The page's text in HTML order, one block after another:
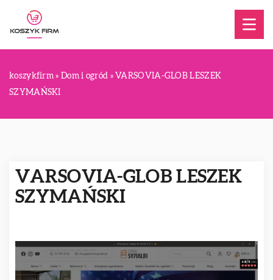
koszykfirm » Dom i ogród » VARSOVIA-GLOB LESZEK
SZYMAŃSKI
VARSOVIA-GLOB LESZEK
SZYMAŃSKI